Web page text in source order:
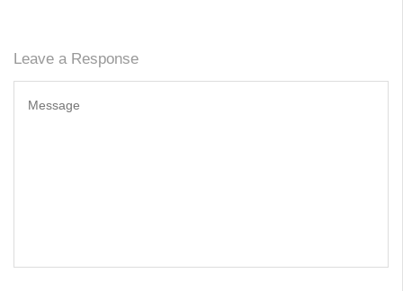
Leave a Response